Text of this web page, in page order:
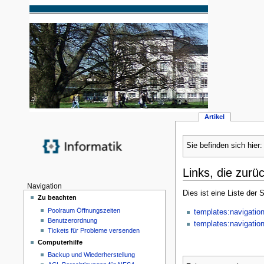
Sie befinden sich
Links, die
Dies ist eine Liste der
Artikel
Navigation
Zu beachten
Poolraum Öffnungszeiten
Benutzerordnung
Tickets für Probleme versenden
Computerhilfe
Backup und Wiederherstellung